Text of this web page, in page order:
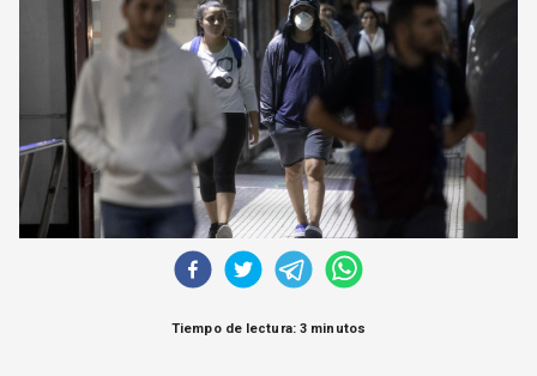
ARCHIVO
DECLARACIONES
OPINIÓN
ALTAMIRA RESPONDE
Política Obrera Revista
CONTACTO
Tiempo de lectura: 3 minutos